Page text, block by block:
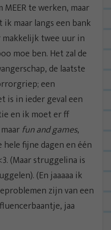
te werken, maar
maar langs een bank
twee uur in
moe ben. Het zal de
de laatste
een
is in ieder geval een
en ik moet er ff
fun and games,
fijne dagen en één
(Maar struggelina is
(En jaaaaa ik
zijn van een
jaa